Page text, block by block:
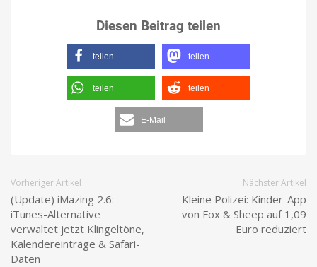
Diesen Beitrag teilen
teilen teilen
teilen teilen
E-Mail
Vorheriger Artikel
(Update) iMazing 2.6:
iTunes-Alternative
verwaltet jetzt Klingeltöne,
Kalendereinträge & Safari-
Daten
Nächster Artikel
Kleine Polizei: Kinder-App
von Fox & Sheep auf 1,09
Euro reduziert